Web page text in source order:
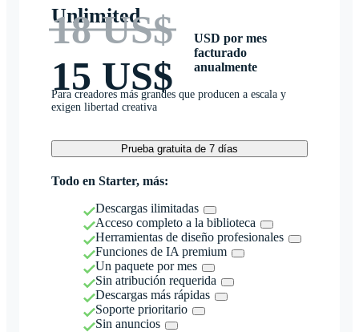
Unlimited
18 US$
15 US$
USD por mes
facturado
anualmente
Para creadores más grandes que producen a escala y
exigen libertad creativa
Prueba gratuita de 7 días
Todo en Starter, más:
Descargas ilimitadas
Acceso completo a la biblioteca
Herramientas de diseño profesionales
Funciones de IA premium
Un paquete por mes
Sin atribución requerida
Descargas más rápidas
Soporte prioritario
Sin anuncios